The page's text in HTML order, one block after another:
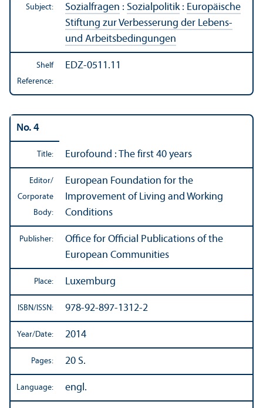
Subject: Sozialfragen : Sozialpolitik: Europäische
Stiftung zur Verbesserung der Lebens-
und Arbeitsbedingungen
Shelf
Reference:
EDZ-0511.11
No. 4
Title: Eurofound : The first 40 years
Editor/
Corporate
Body:
European Foundation for the
Improvement of Living and Working
Conditions
Publisher:
Office for Official Publications of the
European Communities
Place: Luxemburg
ISBN/ISSN: 978-92-897-1312-2
Year/Date: 2014
Pages: 20 S.
Language: engl.